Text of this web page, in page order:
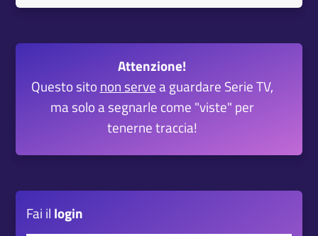
Attenzione!
Questo sito non servea guardare Serie TV,
ma solo a segnarle come "viste" per
tenerne traccia!
Fai il login